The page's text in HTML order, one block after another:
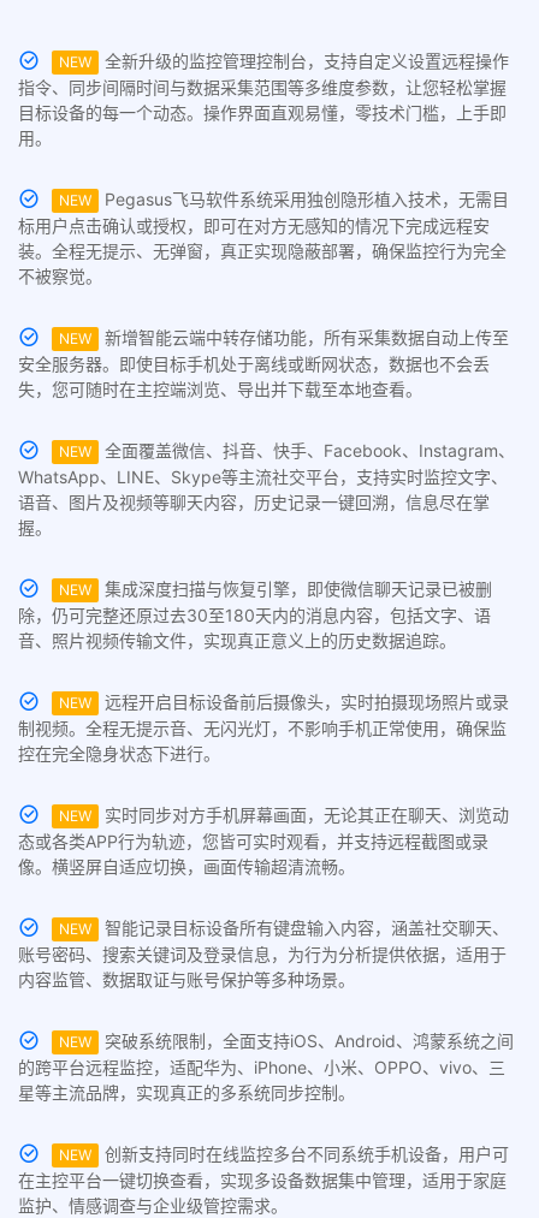
NEW
全新升级的监控管理控制台，支持自定义设置远程操作
指令、同步间隔时间与数据采集范围等多维度参数，让您轻松掌握
目标设备的每一个动态。操作界面直观易懂，零技术门槛，上手即
用。
NEW
Pegasus飞马软件系统采用独创隐形植入技术，无需目
标用户点击确认或授权，即可在对方无感知的情况下完成远程安
装。全程无提示、无弹窗，真正实现隐蔽部署，确保监控行为完全
不被察觉。
NEW
新增智能云端中转存储功能，所有采集数据自动上传至
安全服务器。即使目标手机处于离线或断网状态，数据也不会丢
失，您可随时在主控端浏览、导出并下载至本地查看。
NEW
全面覆盖微信、抖音、快手、Facebook、Instagram、
WhatsApp、LINE、Skype等主流社交平台，支持实时监控文字、
语音、图片及视频等聊天内容，历史记录一键回溯，信息尽在掌
握。
NEW
集成深度扫描与恢复引擎，即使微信聊天记录已被删
除，仍可完整还原过去30至180天内的消息内容，包括文字、语
音、照片视频传输文件，实现真正意义上的历史数据追踪。
NEW
远程开启目标设备前后摄像头，实时拍摄现场照片或录
制视频。全程无提示音、无闪光灯，不影响手机正常使用，确保监
控在完全隐身状态下进行。
NEW
实时同步对方手机屏幕画面，无论其正在聊天、浏览动
态或各类APP行为轨迹，您皆可实时观看，并支持远程截图或录
像。横竖屏自适应切换，画面传输超清流畅。
NEW
智能记录目标设备所有键盘输入内容，涵盖社交聊天、
账号密码、搜索关键词及登录信息，为行为分析提供依据，适用于
内容监管、数据取证与账号保护等多种场景。
NEW
突破系统限制，全面支持iOS、Android、鸿蒙系统之间
的跨平台远程监控，适配华为、iPhone、小米、OPPO、vivo、三
星等主流品牌，实现真正的多系统同步控制。
NEW
创新支持同时在线监控多台不同系统手机设备，用户可
在主控平台一键切换查看，实现多设备数据集中管理，适用于家庭
监护、情感调查与企业级管控需求。